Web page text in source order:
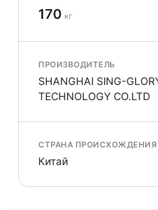
170 кг
ПРОИЗВОДИТЕЛЬ
SHANGHAI SING-
TECHNOLOGY CO.LTD
СТРАНА ПРОИСХОЖДЕНИЯ
Китай